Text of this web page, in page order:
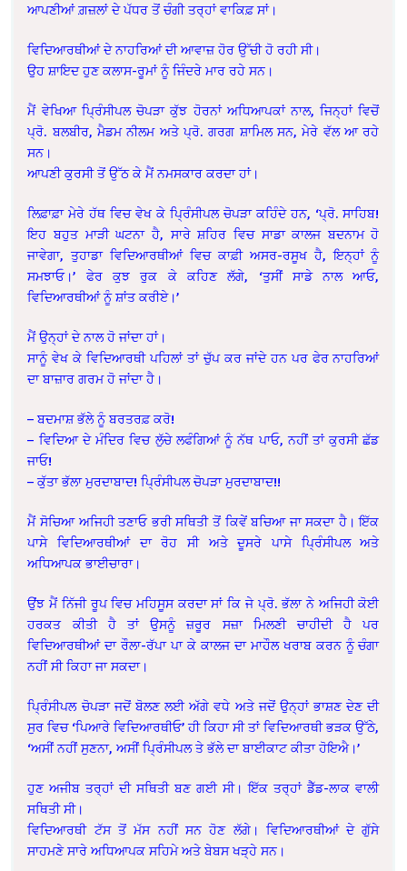
ਆਪਣੀਆਂ ਗ਼ਜ਼ਲਾਂ ਦੇ ਪੱਧਰ ਤੋਂ ਚੰਗੀ ਤਰ੍ਹਾਂ ਵਾਕਿਫ਼ ਸਾਂ।
ਵਿਦਿਆਰਥੀਆਂ ਦੇ ਨਾਹਰਿਆਂ ਦੀ ਆਵਾਜ਼ ਹੋਰ ਉੱਚੀ ਹੋ ਰਹੀ ਸੀ।
ਉਹ ਸ਼ਾਇਦ ਹੁਣ ਕਲਾਸ-ਰੂਮਾਂ ਨੂੰ ਜਿੰਦਰੇ ਮਾਰ ਰਹੇ ਸਨ।
ਮੈਂ ਵੇਖਿਆ ਪ੍ਰਿੰਸੀਪਲ ਚੋਪੜਾ ਕੁੱਝ ਹੋਰਨਾਂ ਅਧਿਆਪਕਾਂ ਨਾਲ, ਜਿਨ੍ਹਾਂ ਵਿਚੋਂ
ਪ੍ਰੋ. ਬਲਬੀਰ, ਮੈਡਮ ਨੀਲਮ ਅਤੇ ਪ੍ਰੋ. ਗਰਗ ਸ਼ਾਮਿਲ ਸਨ, ਮੇਰੇ ਵੱਲ ਆ ਰਹੇ
ਸਨ।
ਆਪਣੀ ਕੁਰਸੀ ਤੋਂ ਉੱਠ ਕੇ ਮੈਂ ਨਮਸਕਾਰ ਕਰਦਾ ਹਾਂ।
ਲਿਫ਼ਾਫ਼ਾ ਮੇਰੇ ਹੱਥ ਵਿਚ ਵੇਖ ਕੇ ਪ੍ਰਿੰਸੀਪਲ ਚੋਪੜਾ ਕਹਿੰਦੇ ਹਨ, ‘ਪ੍ਰੋ. ਸਾਹਿਬ!
ਇਹ ਬਹੁਤ ਮਾੜੀ ਘਟਨਾ ਹੈ, ਸਾਰੇ ਸ਼ਹਿਰ ਵਿਚ ਸਾਡਾ ਕਾਲਜ ਬਦਨਾਮ ਹੋ
ਜਾਵੇਗਾ, ਤੁਹਾਡਾ ਵਿਦਿਆਰਥੀਆਂ ਵਿਚ ਕਾਫ਼ੀ ਅਸਰ-ਰਸੂਖ ਹੈ, ਇਨ੍ਹਾਂ ਨੂੰ
ਸਮਝਾਓ।’ ਫੇਰ ਕੁਝ ਰੁਕ ਕੇ ਕਹਿਣ ਲੱਗੇ, ‘ਤੁਸੀਂ ਸਾਡੇ ਨਾਲ ਆਓ,
ਵਿਦਿਆਰਥੀਆਂ ਨੂੰ ਸ਼ਾਂਤ ਕਰੀਏ।’
ਮੈਂ ਉਨ੍ਹਾਂ ਦੇ ਨਾਲ ਹੋ ਜਾਂਦਾ ਹਾਂ।
ਸਾਨੂੰ ਵੇਖ ਕੇ ਵਿਦਿਆਰਥੀ ਪਹਿਲਾਂ ਤਾਂ ਚੁੱਪ ਕਰ ਜਾਂਦੇ ਹਨ ਪਰ ਫੇਰ ਨਾਹਰਿਆਂ
ਦਾ ਬਾਜ਼ਾਰ ਗਰਮ ਹੋ ਜਾਂਦਾ ਹੈ।
– ਬਦਮਾਸ਼ ਭੱਲੇ ਨੂੰ ਬਰਤਰਫ਼ ਕਰੋ!
– ਵਿਦਿਆ ਦੇ ਮੰਦਿਰ ਵਿਚ ਲੁੱਚੇ ਲਫੰਗਿਆਂ ਨੂੰ ਨੱਥ ਪਾਓ, ਨਹੀਂ ਤਾਂ ਕੁਰਸੀ ਛੱਡ
ਜਾਓ!
– ਕੁੱਤਾ ਭੱਲਾ ਮੁਰਦਾਬਾਦ! ਪ੍ਰਿੰਸੀਪਲ ਚੋਪੜਾ ਮੁਰਦਾਬਾਦ!!
ਮੈਂ ਸੋਚਿਆ ਅਜਿਹੀ ਤਣਾਓ ਭਰੀ ਸਥਿਤੀ ਤੋਂ ਕਿਵੇਂ ਬਚਿਆ ਜਾ ਸਕਦਾ ਹੈ। ਇੱਕ
ਪਾਸੇ ਵਿਦਿਆਰਥੀਆਂ ਦਾ ਰੋਹ ਸੀ ਅਤੇ ਦੂਸਰੇ ਪਾਸੇ ਪ੍ਰਿੰਸੀਪਲ ਅਤੇ
ਅਧਿਆਪਕ ਭਾਈਚਾਰਾ।
ਉਂਝ ਮੈਂ ਨਿੱਜੀ ਰੂਪ ਵਿਚ ਮਹਿਸੂਸ ਕਰਦਾ ਸਾਂ ਕਿ ਜੇ ਪ੍ਰੋ. ਭੱਲਾ ਨੇ ਅਜਿਹੀ ਕੋਈ
ਹਰਕਤ ਕੀਤੀ ਹੈ ਤਾਂ ਉਸਨੂੰ ਜ਼ਰੂਰ ਸਜ਼ਾ ਮਿਲਣੀ ਚਾਹੀਦੀ ਹੈ ਪਰ
ਵਿਦਿਆਰਥੀਆਂ ਦਾ ਰੌਲਾ-ਰੱਪਾ ਪਾ ਕੇ ਕਾਲਜ ਦਾ ਮਾਹੌਲ ਖਰਾਬ ਕਰਨ ਨੂੰ ਚੰਗਾ
ਨਹੀਂ ਸੀ ਕਿਹਾ ਜਾ ਸਕਦਾ।
ਪ੍ਰਿੰਸੀਪਲ ਚੋਪੜਾ ਜਦੋਂ ਬੋਲਣ ਲਈ ਅੱਗੇ ਵਧੇ ਅਤੇ ਜਦੋਂ ਉਨ੍ਹਾਂ ਭਾਸ਼ਣ ਦੇਣ ਦੀ
ਸੁਰ ਵਿਚ ‘ਪਿਆਰੇ ਵਿਦਿਆਰਥੀਓ’ ਹੀ ਕਿਹਾ ਸੀ ਤਾਂ ਵਿਦਿਆਰਥੀ ਭੜਕ ਉੱਠੇ,
‘ਅਸੀਂ ਨਹੀਂ ਸੁਣਨਾ, ਅਸੀਂ ਪ੍ਰਿੰਸੀਪਲ ਤੇ ਭੱਲੇ ਦਾ ਬਾਈਕਾਟ ਕੀਤਾ ਹੋਇਐ।’
ਹੁਣ ਅਜੀਬ ਤਰ੍ਹਾਂ ਦੀ ਸਥਿਤੀ ਬਣ ਗਈ ਸੀ। ਇੱਕ ਤਰ੍ਹਾਂ ਡੈੱਡ-ਲਾਕ ਵਾਲੀ
ਸਥਿਤੀ ਸੀ।
ਵਿਦਿਆਰਥੀ ਟੱਸ ਤੋਂ ਮੱਸ ਨਹੀਂ ਸਨ ਹੋਣ ਲੱਗੇ। ਵਿਦਿਆਰਥੀਆਂ ਦੇ ਗੁੱਸੇ
ਸਾਹਮਣੇ ਸਾਰੇ ਅਧਿਆਪਕ ਸਹਿਮੇ ਅਤੇ ਬੇਬਸ ਖੜ੍ਹੇ ਸਨ।